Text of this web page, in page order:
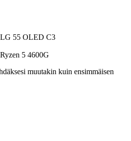
55 OLED C3
5 4600G
muutakin kuin ensimmäisen